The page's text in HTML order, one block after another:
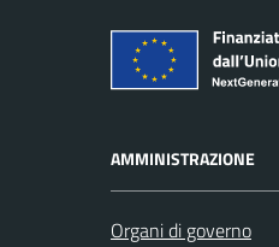
AMMINISTRAZIONE
Organi di governo